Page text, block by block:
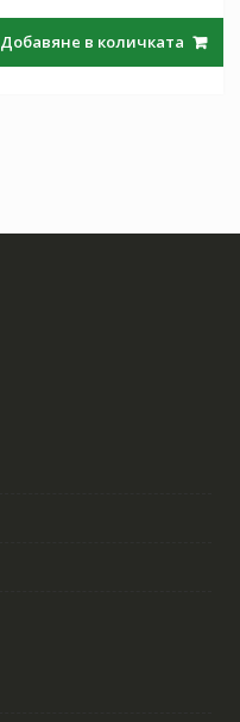
97.97 лв..57.64
Добавяне в количката